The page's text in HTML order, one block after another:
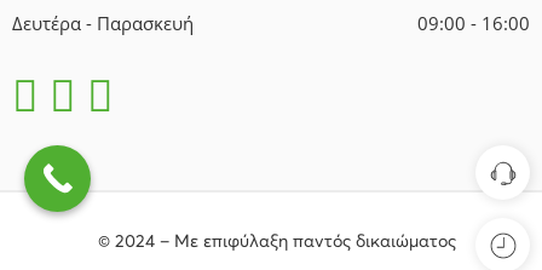
Δευτέρα - Παρασκευή 09:00 - 16:00
© 2024 – Με επιφύλαξη παντός δικαιώματος